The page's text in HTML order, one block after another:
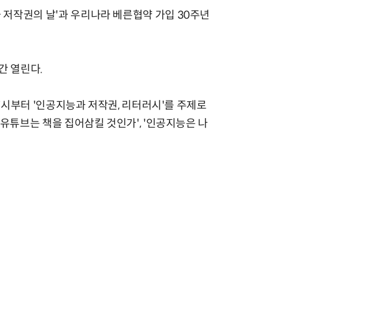
작권의 날'과 우리나라 베른협약 가입 30주년
열린다.
부터 '인공지능과 저작권, 리터러시'를 주제로
튜브는 책을 집어삼킬 것인가', '인공지능은 나